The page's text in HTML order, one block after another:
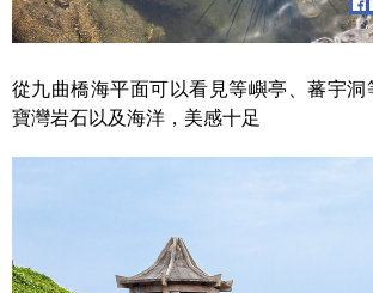
從九曲橋海平面可以看見等嶼亭、蕃宇洞
寶灣岩石以及海洋，美感十足